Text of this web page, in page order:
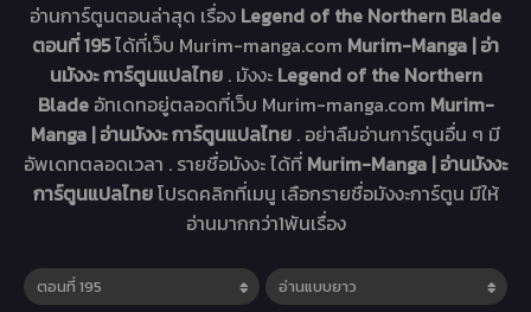
อ่านการ์ตูนตอนล่าสุด เรื่อง Legend of the Northern Blade
ตอนที่ 195ได้ที่เว็บ Murim-manga.com Murim-Manga | อ่า
นมังงะ การ์ตูนแปลไทย . มังงะ Legend of the Northern
Blade อัทเดทอยู่ตลอดที่เว็บ Murim-manga.com Murim-
Manga | อ่านมังงะ การ์ตูนแปลไทย . อย่าลืมอ่านการ์ตูนอื่น ๆ มี
อัพเดทตลอดเวลา . รายชื่อมังงะ ได้ที่ Murim-Manga | อ่านมังงะ
การ์ตูนแปลไทยโปรดคลิกที่เมนู เลือกรายชื่อมังงะการ์ตูน มีให้
อ่านมากกว่า1พันเรื่อง